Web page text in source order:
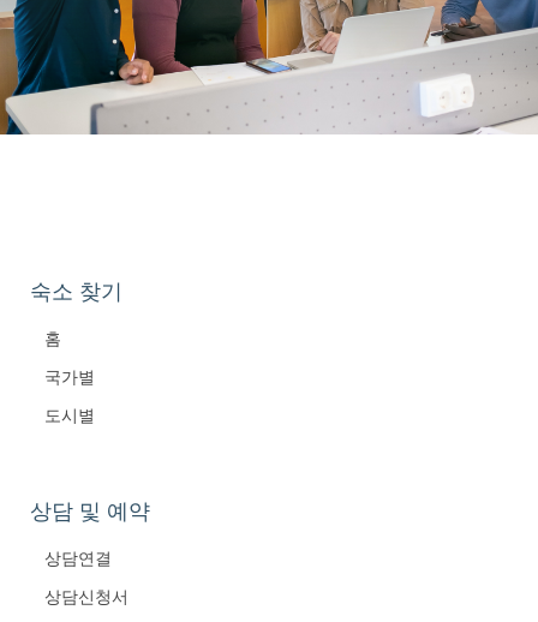
숙소 찾기
홈
국가별
도시별
상담 및 예약
상담연결
상담신청서